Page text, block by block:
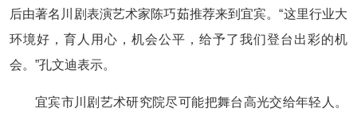
后由著名川剧表演艺术家陈巧茹推荐来到宜宾。“这里行业大
环境好，育人用心，机会公平，给予了我们登台出彩的机
会。”孔文迪表示。
宜宾市川剧艺术研究院尽可能把舞台高光交给年轻人。